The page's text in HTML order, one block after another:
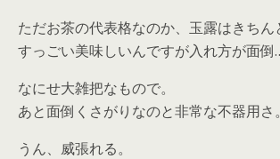
ただお茶の代表格なのか、玉露はきちん
すっごい美味しいんですが入れ方が面倒
なにせ大雑把なもので。
あと面倒くさがりなのと非常な不器用さ。
うん、威張れる。